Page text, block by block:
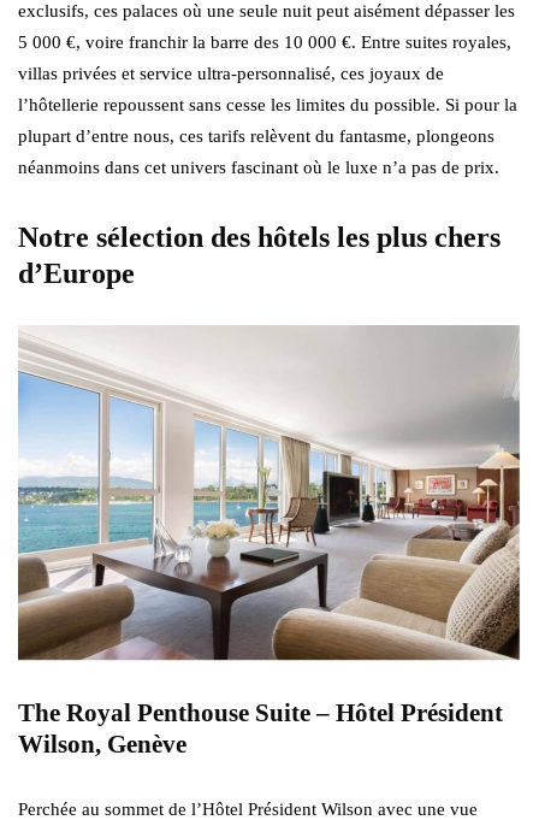
exclusifs, ces palaces où une seule nuit peut aisément dépasser les
5 000 €, voire franchir la barre des 10 000 €. Entre suites royales,
villas privées et service ultra-personnalisé, ces joyaux de
l’hôtellerie repoussent sans cesse les limites du possible. Si pour la
plupart d’entre nous, ces tarifs relèvent du fantasme, plongeons
néanmoins dans cet univers fascinant où le luxe n’a pas de prix.
Notre sélection des hôtels les plus chers
d’Europe
The Royal Penthouse Suite – Hôtel Président
Wilson, Genève
Perchée au sommet de l’Hôtel Président Wilson avec une vue